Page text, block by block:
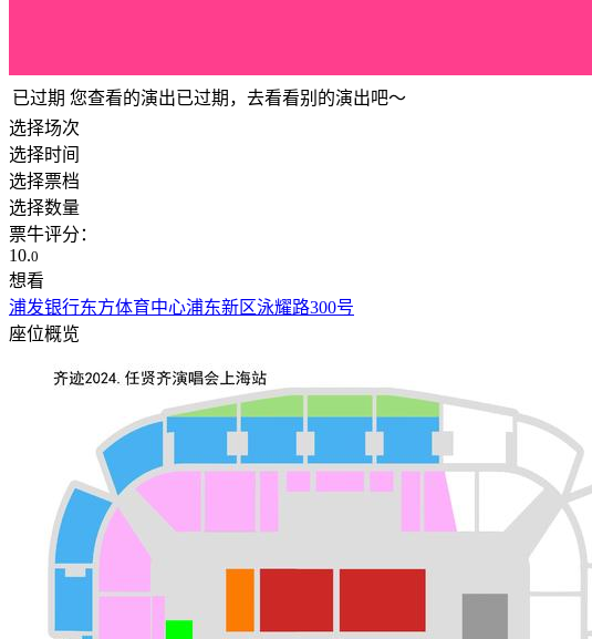
已过期 您查看的演出已过期，去看看别的演出吧～
选择场次
选择时间
选择票档
选择数量
票牛评分：
10.0
想看
浦发银行东方体育中心浦东新区泳耀路300号
座位概览